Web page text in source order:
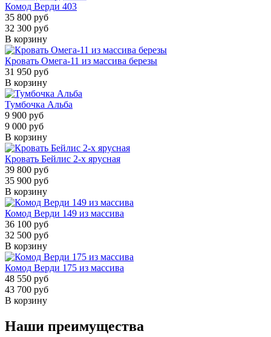
Комод Верди 403
35 800 руб
32 300 руб
В корзину
Кровать Омега-11 из массива березы
31 950 руб
В корзину
Тумбочка Альба
9 900 руб
9 000 руб
В корзину
Кровать Бейлис 2-х ярусная
39 800 руб
35 900 руб
В корзину
Комод Верди 149 из массива
36 100 руб
32 500 руб
В корзину
Комод Верди 175 из массива
48 550 руб
43 700 руб
В корзину
Наши преимущества